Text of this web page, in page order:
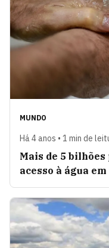
MUNDO
Há 4 anos • 1 min de
Mais de 5
acesso à água em